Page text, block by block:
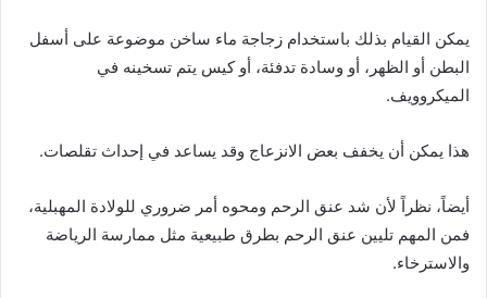
يمكن القيام بذلك باستخدام زجاجة ماء ساخن موضوعة على أسفل
البطن أو الظهر، أو وسادة تدفئة، أو كيس يتم تسخينه في
الميكروويف.
هذا يمكن أن يخفف بعض الانزعاج وقد يساعد في إحداث تقلصات.
أيضاً، نظراً لأن شد عنق الرحم ومحوه أمر ضروري للولادة المهبلية،
فمن المهم تليين عنق الرحم بطرق طبيعية مثل ممارسة الرياضة
والاسترخاء.